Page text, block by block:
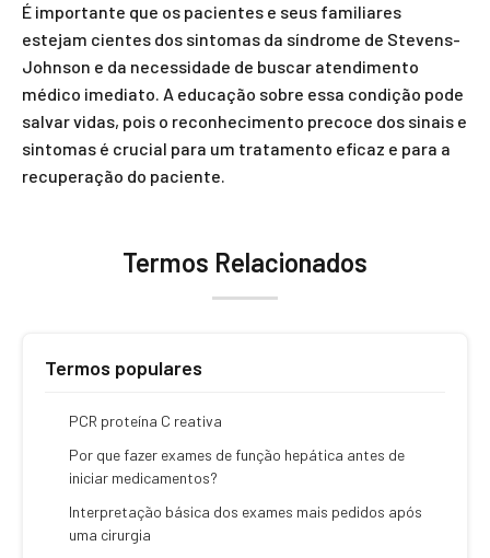
É importante que os pacientes e seus familiares
estejam cientes dos sintomas da síndrome de Stevens-
Johnson e da necessidade de buscar atendimento
médico imediato. A educação sobre essa condição pode
salvar vidas, pois o reconhecimento precoce dos sinais e
sintomas é crucial para um tratamento eficaz e para a
recuperação do paciente.
Termos Relacionados
Termos populares
PCR proteína C reativa
Por que fazer exames de função hepática antes de
iniciar medicamentos?
Interpretação básica dos exames mais pedidos após
uma cirurgia